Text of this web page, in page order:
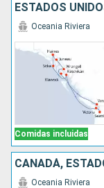
ESTADOS
Comidas incluidas
Oceania Riviera
CANADÁ,
Oceania Riviera